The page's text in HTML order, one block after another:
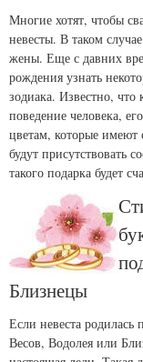
Многие хотят, чтобы
невесты. В таком
жены. Еще с давних
рождения узнать
зодиака. Известно,
поведение человека,
цветам, которые имеют
будут присутствовать
такого подарка будет
Близнецы
Если невеста родилась
Весов, Водолея или